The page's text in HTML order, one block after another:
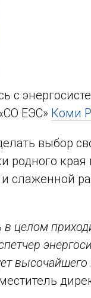
ЕЭС» Коми
выбор
родного
слаженной
в целом